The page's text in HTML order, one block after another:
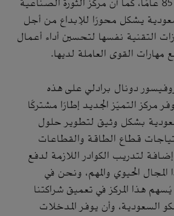
نشأتها قبل أكثر من 85 عامًا، كما أن مركز الثورة الصناعية
يشكل محورًا للإبداع من أجل
التقنية نفسها لتحسين أداء أعمال
مهارات القوى العاملة لديها.
دونال برادلي على هذه
مركز التميّز الجديد إطارًا مشتركًا
بشكل وثيق لتطوير حلول
قطاع الطاقة والقطاعات
لتدريب الكوادر اللازمة لدفع
الحيوي والمهم، ونحن في
هذا المركز في تعميق شراكتنا
السعودية، وأن يوفر المدخلات